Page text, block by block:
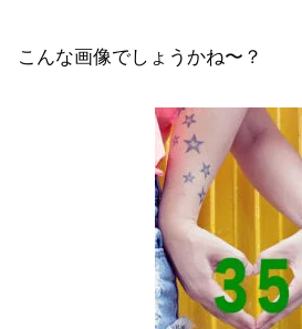
こんな画像でしょうかね〜？